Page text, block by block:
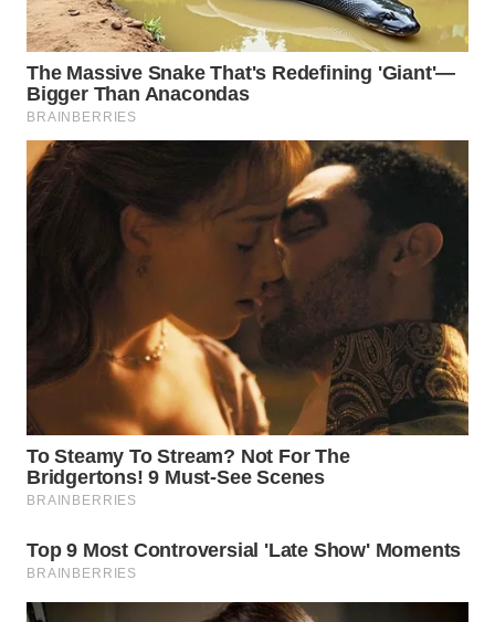
WN
SAMOSIR
WN
LAWAS
WN
KEPULAUAN
SERIBU
WN
TANGERANG
WN